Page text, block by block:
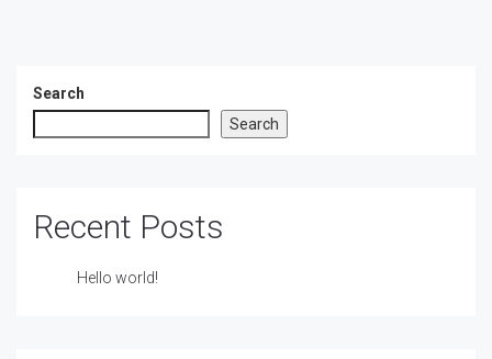
Search
Search
Recent Posts
Hello world!